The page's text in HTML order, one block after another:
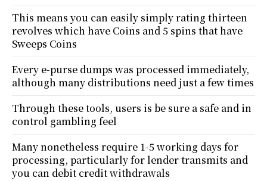
This means you can easily simply rating thirteen
revolves which have Coins and 5 spins that have
Sweeps Coins
Every e-purse dumps was processed immediately,
although many distributions need just a few times
Through these tools, users is be sure a safe and in
control gambling feel
Many nonetheless require 1-5 working days for
processing, particularly for lender transmits and
you can debit credit withdrawals